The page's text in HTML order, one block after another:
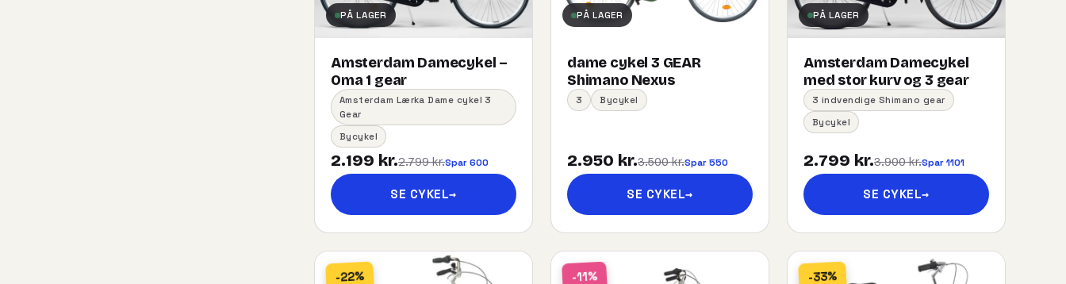
PÅ LAGER
Amsterdam Damecykel –
Oma 1 gear
Amsterdam Lærka Dame cykel 3
Gear
Bycykel
2.199 kr.2.799 kr.Spar 600
SE CYKEL→
PÅ LAGER
dame cykel 3 GEAR
Shimano Nexus
3 Bycykel
2.950 kr.3.500 kr.Spar 550
SE CYKEL→
PÅ LAGER
Amsterdam Damecykel
med stor kurv og 3 gear
3 indvendige Shimano gear
Bycykel
2.799 kr.3.900 kr.Spar 1101
SE CYKEL→
-22% -11% -33%